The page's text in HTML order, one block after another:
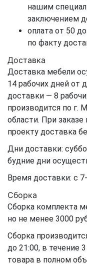
нашим
заключением
оплата от 50
по факту
Доставка
Доставка мебели
14 рабочих дней от
доставки — 8
производится по г.
области. При
проекту доставка
Дни доставки:
будние дни
Время доставки: с
Сборка
Сборка комплекта
но не менее 3000
Сборка
до 21:00, в течение
товара в полном